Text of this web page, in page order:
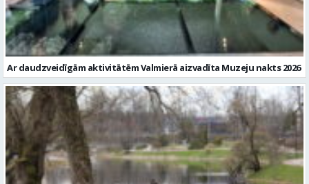
Ar daudzveidīgām aktivitātēm Valmierā aizvadīta Muzeju nakts 2026